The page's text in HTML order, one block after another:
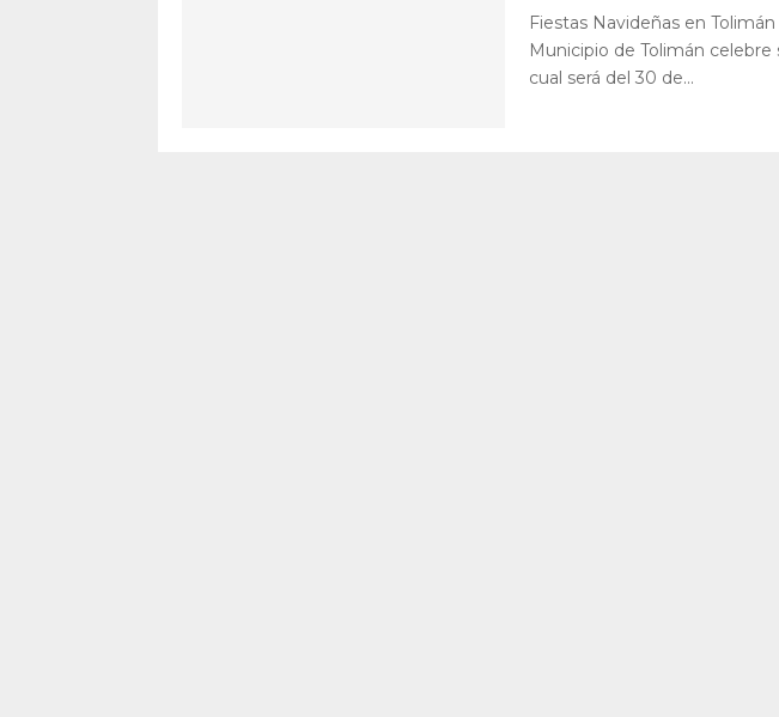
Fiestas Navideñas en
Municipio de Tolimán celebre
cual será del 30 de...